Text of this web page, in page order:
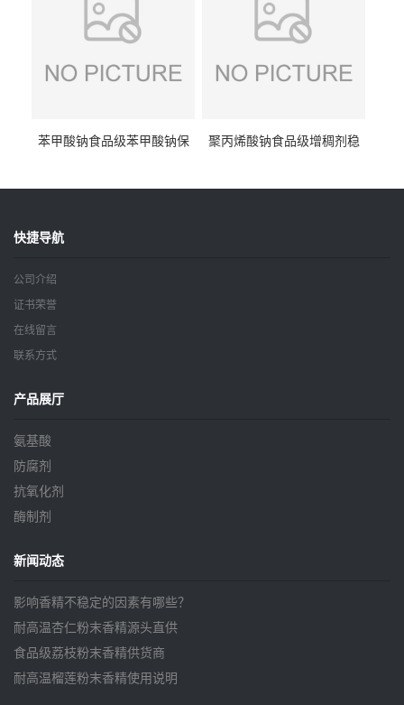
苯甲酸钠食品级苯甲酸钠保
聚丙烯酸钠食品级增稠剂稳
快捷导航
公司介绍
证书荣誉
在线留言
联系方式
产品展厅
氨基酸
防腐剂
抗氧化剂
酶制剂
新闻动态
影响香精不稳定的因素有哪些？
耐高温杏仁粉末香精源头直供
食品级荔枝粉末香精供货商
耐高温榴莲粉末香精使用说明